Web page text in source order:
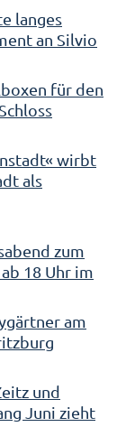
langes
an Silvio
für den
wirbt
als
zum
18 Uhr im
am
und
Juni zieht